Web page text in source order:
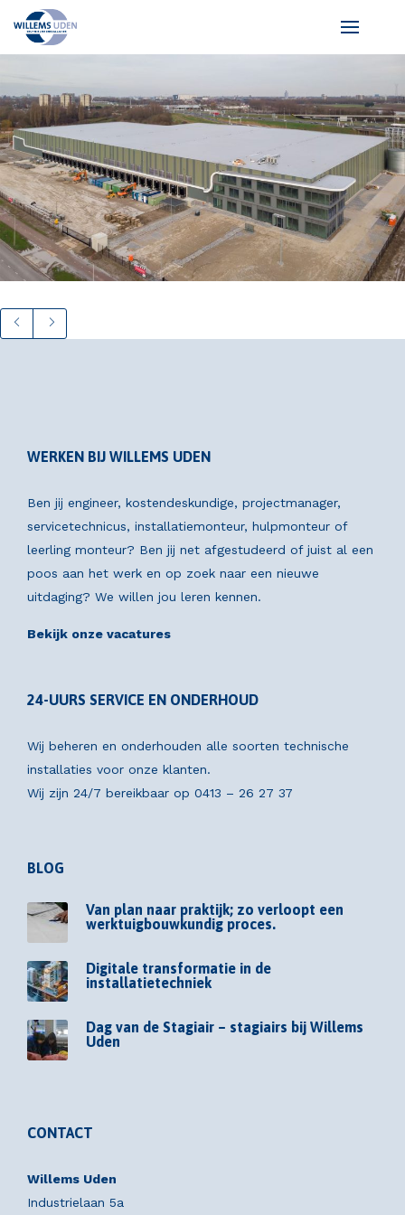
WERKEN BIJ WILLEMS UDEN
Ben jij engineer, kostendeskundige, projectmanager,
servicetechnicus, installatiemonteur, hulpmonteur of
leerling monteur? Ben jij net afgestudeerd of juist al een
poos aan het werk en op zoek naar een nieuwe
uitdaging? We willen jou leren kennen.
Bekijk onze vacatures
24-UURS SERVICE EN ONDERHOUD
Wij beheren en onderhouden alle soorten technische
installaties voor onze klanten.
Wij zijn 24/7 bereikbaar op 0413 – 26 27 37
BLOG
Van plan naar praktijk; zo verloopt een
werktuigbouwkundig proces.
Digitale transformatie in de
installatietechniek
Dag van de Stagiair – stagiairs bij Willems
Uden
CONTACT
Willems Uden
Industrielaan 5a